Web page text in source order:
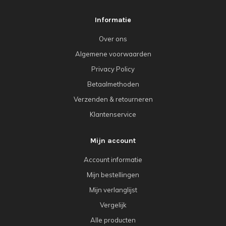
Informatie
Over ons
Algemene voorwaarden
Privacy Policy
Betaalmethoden
Verzenden & retourneren
Klantenservice
Mijn account
Account informatie
Mijn bestellingen
Mijn verlanglijst
Vergelijk
Alle producten